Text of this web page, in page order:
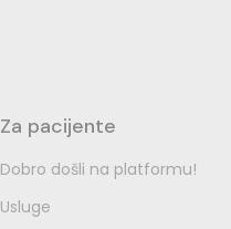
Za pacijente
Dobro došli na platformu!
Usluge